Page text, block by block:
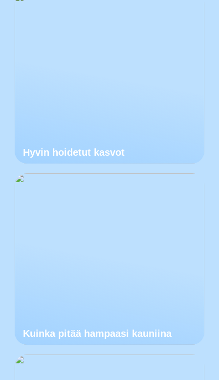
Hyvin hoidetut kasvot
Kuinka pitää hampaasi kauniina